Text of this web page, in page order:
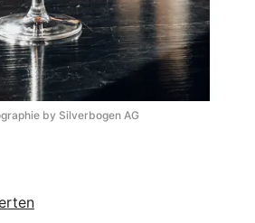
by Silverbogen AG